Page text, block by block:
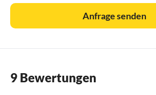
Anfrage senden
9 Bewertungen